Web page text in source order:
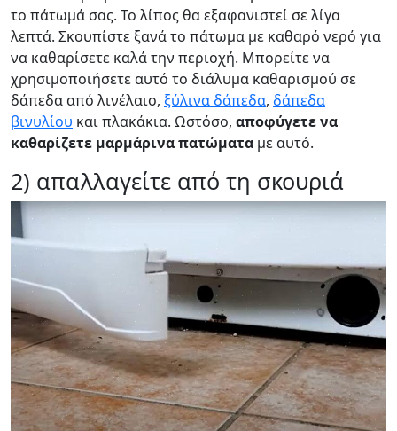
το πάτωμά σας. Το λίπος θα εξαφανιστεί σε λίγα
λεπτά. Σκουπίστε ξανά το πάτωμα με καθαρό νερό για
να καθαρίσετε καλά την περιοχή. Μπορείτε να
χρησιμοποιήσετε αυτό το διάλυμα καθαρισμού σε
δάπεδα από λινέλαιο, ξύλινα δάπεδα, δάπεδα
βινυλίου και πλακάκια. Ωστόσο, αποφύγετε να
καθαρίζετε μαρμάρινα πατώματα με αυτό.
2) απαλλαγείτε από τη σκουριά